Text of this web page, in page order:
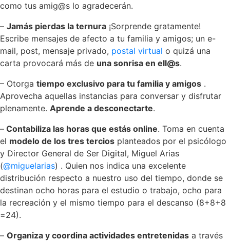
como tus amig@s lo agradecerán.
– Jamás pierdas la ternura ¡Sorprende gratamente!
Escribe mensajes de afecto a tu familia y amigos; un e-
mail, post, mensaje privado, postal virtual o quizá una
carta provocará más de una sonrisa en ell@s.
– Otorga tiempo exclusivo para tu familia y amigos .
Aprovecha aquellas instancias para conversar y disfrutar
plenamente. Aprende a desconectarte.
– Contabiliza las horas que estás online. Toma en cuenta
el modelo de los tres tercios planteados por el psicólogo
y Director General de Ser Digital, Miguel Arias
(@miguelarias) . Quien nos indica una excelente
distribución respecto a nuestro uso del tiempo, donde se
destinan ocho horas para el estudio o trabajo, ocho para
la recreación y el mismo tiempo para el descanso (8+8+8
=24).
– Organiza y coordina actividades entretenidas a través